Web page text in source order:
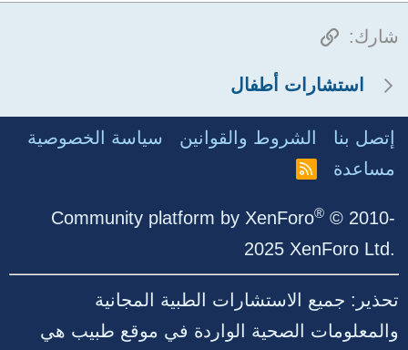
شارك: الرابط
استشارات أطفال
إتصل بنا الشروط والقوانين
سياسة الخصوصية
مساعدة
R
S
Community platform by XenForo® © 2010-
2025 XenForo Ltd.
تحذير: جميع الاستشارات الطبية المجانية
والمعلومات الصحية الواردة في موقع طبيب هي